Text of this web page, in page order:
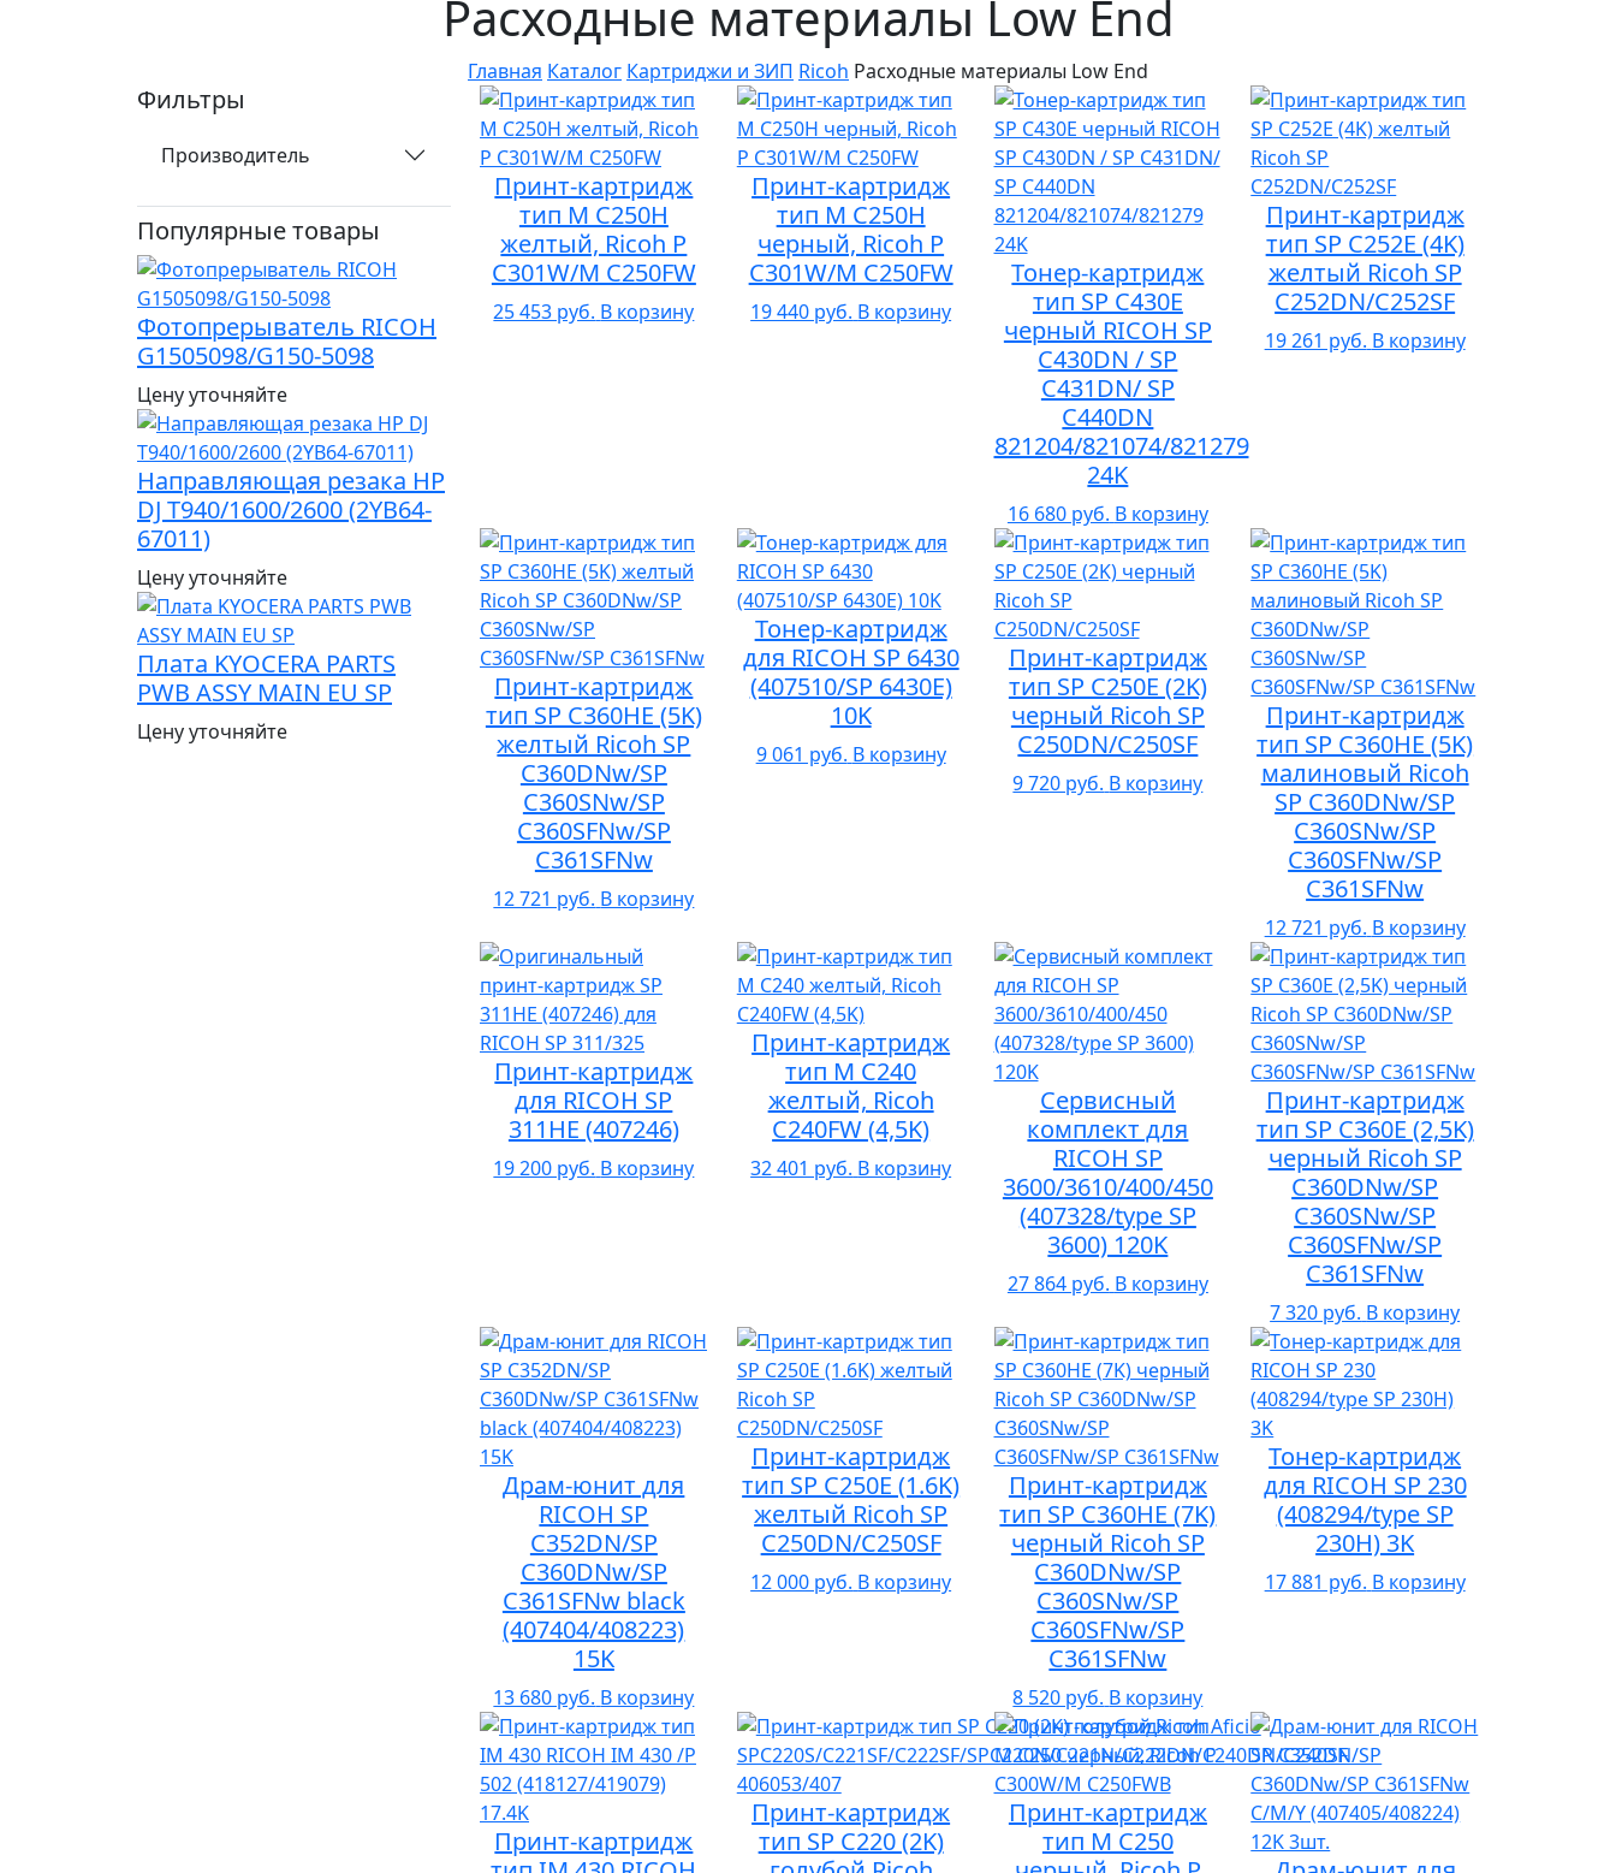
Расходные материалы Low End
Главная Каталог Картриджи и ЗИП Ricoh Расходные материалы Low End
Фильтры
Производитель
Популярные товары
Фотопрерыватель RICOH
G1505098/G150-5098
Цену уточняйте
Направляющая резака HP
DJ T940/1600/2600 (2YB64-
67011)
Цену уточняйте
Плата KYOCERA PARTS
PWB ASSY MAIN EU SP
Цену уточняйте
Принт-картридж
тип M C250H
желтый, Ricoh P
C301W/M C250FW
25 453 руб. В корзину
Принт-картридж
тип M C250H
черный, Ricoh P
C301W/M C250FW
19 440 руб. В корзину
Тонер-картридж
тип SP C430E
черный RICOH SP
C430DN / SP
C431DN/ SP
C440DN
821204/821074/821279
24K
16 680 руб. В корзину
Принт-картридж
тип SP C252E (4K)
желтый Ricoh SP
C252DN/C252SF
19 261 руб. В корзину
Принт-картридж
тип SP C360HE (5K)
желтый Ricoh SP
C360DNw/SP
C360SNw/SP
C360SFNw/SP
C361SFNw
12 721 руб. В корзину
Тонер-картридж
для RICOH SP 6430
(407510/SP 6430E)
10K
9 061 руб. В корзину
Принт-картридж
тип SP C250E (2K)
черный Ricoh SP
C250DN/C250SF
9 720 руб. В корзину
Принт-картридж
тип SP C360HE (5K)
малиновый Ricoh
SP C360DNw/SP
C360SNw/SP
C360SFNw/SP
C361SFNw
12 721 руб. В корзину
Принт-картридж
для RICOH SP
311HE (407246)
19 200 руб. В корзину
Принт-картридж
тип M C240
желтый, Ricoh
C240FW (4,5K)
32 401 руб. В корзину
Сервисный
комплект для
RICOH SP
3600/3610/400/450
(407328/type SP
3600) 120K
27 864 руб. В корзину
Принт-картридж
тип SP C360E (2,5K)
черный Ricoh SP
C360DNw/SP
C360SNw/SP
C360SFNw/SP
C361SFNw
7 320 руб. В корзину
Драм-юнит для
RICOH SP
C352DN/SP
C360DNw/SP
C361SFNw black
(407404/408223)
15K
13 680 руб. В корзину
Принт-картридж
тип SP C250E (1.6K)
желтый Ricoh SP
C250DN/C250SF
12 000 руб. В корзину
Принт-картридж
тип SP C360HE (7K)
черный Ricoh SP
C360DNw/SP
C360SNw/SP
C360SFNw/SP
C361SFNw
8 520 руб. В корзину
Тонер-картридж
для RICOH SP 230
(408294/type SP
230H) 3K
17 881 руб. В корзину
Принт-картридж
Принт-картридж
тип SP C220 (2K)
Принт-картридж
тип M C250